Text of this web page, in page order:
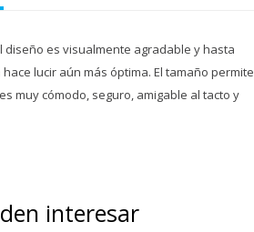
diseño es visualmente agradable y hasta
lucir aún más óptima. El tamaño permite
muy cómodo, seguro, amigable al tacto y
interesar